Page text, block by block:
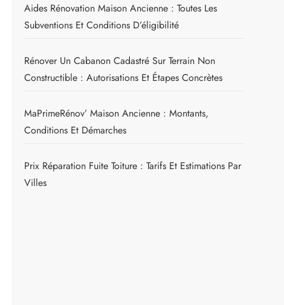
Aides Rénovation Maison Ancienne : Toutes Les
Subventions Et Conditions D’éligibilité
Rénover Un Cabanon Cadastré Sur Terrain Non
Constructible : Autorisations Et Étapes Concrètes
MaPrimeRénov’ Maison Ancienne : Montants,
Conditions Et Démarches
Prix Réparation Fuite Toiture : Tarifs Et Estimations Par
Villes